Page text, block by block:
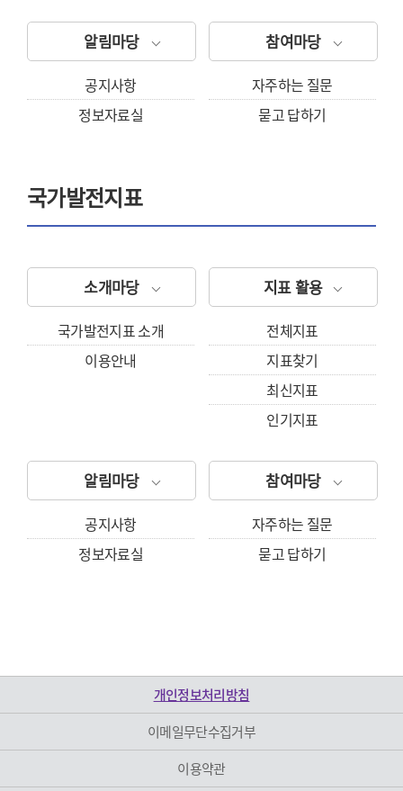
알림마당
공지사항
정보자료실
참여마당
자주하는 질문
묻고 답하기
국가발전지표
소개마당
국가발전지표 소개
이용안내
지표 활용
전체지표
지표찾기
최신지표
인기지표
알림마당
공지사항
정보자료실
참여마당
자주하는 질문
묻고 답하기
개인정보처리방침
이메일무단수집거부
이용약관